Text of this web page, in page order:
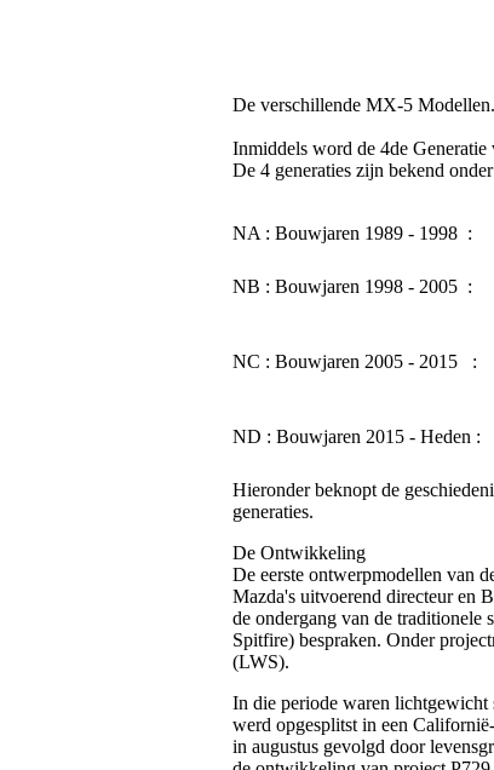
De verschillende MX-5 Modellen.
Inmiddels word de 4de
De 4 generaties zijn bekend
NA : Bouwjaren 1989 - 1998 :
NB : Bouwjaren 1998 - 2005 :
NC : Bouwjaren 2005 - 2015 :
ND : Bouwjaren 2015 - Heden :
Hieronder beknopt de
generaties.
De Ontwikkeling
De eerste ontwerpmodellen van
Mazda's uitvoerend directeur en
de ondergang van de traditionele
Spitfire) bespraken. Onder
(LWS).
In die periode waren lichtgewicht
werd opgesplitst in een
in augustus gevolgd door